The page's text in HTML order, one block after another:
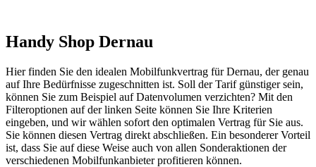
Handy Shop Dernau
Hier finden Sie den idealen Mobilfunkvertrag für Dernau, der genau
auf Ihre Bedürfnisse zugeschnitten ist. Soll der Tarif günstiger sein,
können Sie zum Beispiel auf Datenvolumen verzichten? Mit den
Filteroptionen auf der linken Seite können Sie Ihre Kriterien
eingeben, und wir wählen sofort den optimalen Vertrag für Sie aus.
Sie können diesen Vertrag direkt abschließen. Ein besonderer Vorteil
ist, dass Sie auf diese Weise auch von allen Sonderaktionen der
verschiedenen Mobilfunkanbieter profitieren können.